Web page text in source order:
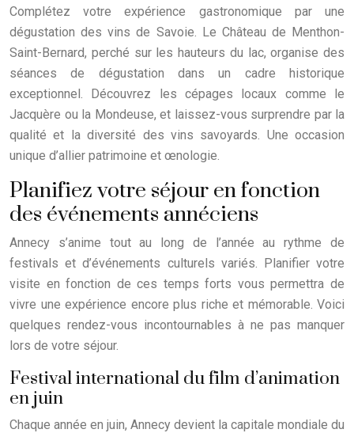
Complétez votre expérience gastronomique par une
dégustation des vins de Savoie. Le Château de Menthon-
Saint-Bernard, perché sur les hauteurs du lac, organise des
séances de dégustation dans un cadre historique
exceptionnel. Découvrez les cépages locaux comme le
Jacquère ou la Mondeuse, et laissez-vous surprendre par la
qualité et la diversité des vins savoyards. Une occasion
unique d’allier patrimoine et œnologie.
Planifiez votre séjour en fonction
des événements annéciens
Annecy s’anime tout au long de l’année au rythme de
festivals et d’événements culturels variés. Planifier votre
visite en fonction de ces temps forts vous permettra de
vivre une expérience encore plus riche et mémorable. Voici
quelques rendez-vous incontournables à ne pas manquer
lors de votre séjour.
Festival international du film d’animation
en juin
Chaque année en juin, Annecy devient la capitale mondiale du